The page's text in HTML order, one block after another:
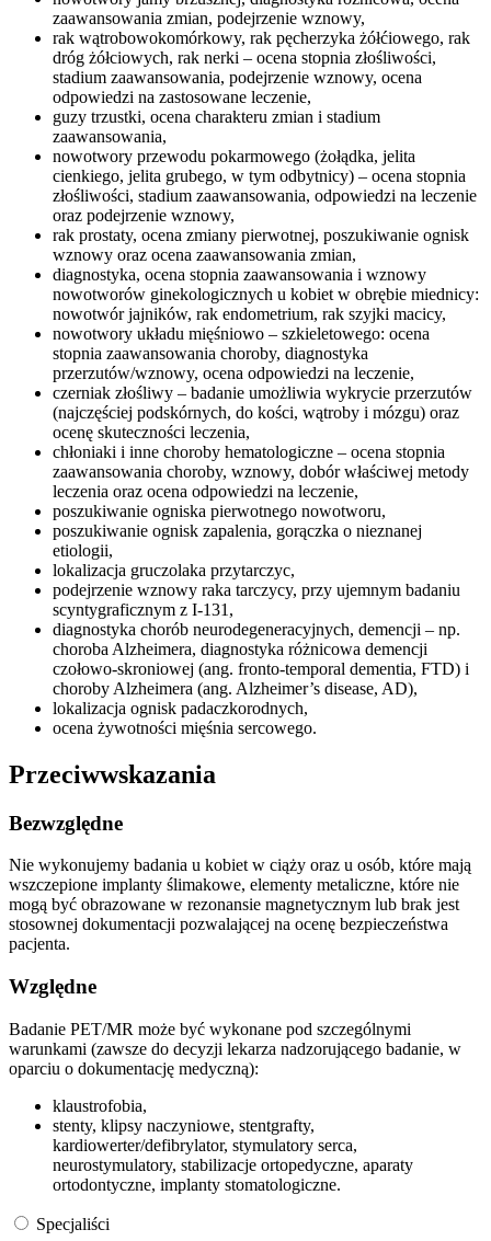
zaawansowania zmian, podejrzenie wznowy,
rak wątrobowokomórkowy, rak pęcherzyka żółćiowego, rak
dróg żółciowych, rak nerki – ocena stopnia złośliwości,
stadium zaawansowania, podejrzenie wznowy, ocena
odpowiedzi na zastosowane leczenie,
guzy trzustki, ocena charakteru zmian i stadium
zaawansowania,
nowotwory przewodu pokarmowego (żołądka, jelita
cienkiego, jelita grubego, w tym odbytnicy) – ocena stopnia
złośliwości, stadium zaawansowania, odpowiedzi na leczenie
oraz podejrzenie wznowy,
rak prostaty, ocena zmiany pierwotnej, poszukiwanie ognisk
wznowy oraz ocena zaawansowania zmian,
diagnostyka, ocena stopnia zaawansowania i wznowy
nowotworów ginekologicznych u kobiet w obrębie miednicy:
nowotwór jajników, rak endometrium, rak szyjki macicy,
nowotwory układu mięśniowo – szkieletowego: ocena
stopnia zaawansowania choroby, diagnostyka
przerzutów/wznowy, ocena odpowiedzi na leczenie,
czerniak złośliwy – badanie umożliwia wykrycie przerzutów
(najczęściej podskórnych, do kości, wątroby i mózgu) oraz
ocenę skuteczności leczenia,
chłoniaki i inne choroby hematologiczne – ocena stopnia
zaawansowania choroby, wznowy, dobór właściwej metody
leczenia oraz ocena odpowiedzi na leczenie,
poszukiwanie ogniska pierwotnego nowotworu,
poszukiwanie ognisk zapalenia, gorączka o nieznanej
etiologii,
lokalizacja gruczolaka przytarczyc,
podejrzenie wznowy raka tarczycy, przy ujemnym badaniu
scyntygraficznym z I-131,
diagnostyka chorób neurodegeneracyjnych, demencji – np.
choroba Alzheimera, diagnostyka różnicowa demencji
czołowo-skroniowej (ang. fronto-temporal dementia, FTD) i
choroby Alzheimera (ang. Alzheimer’s disease, AD),
lokalizacja ognisk padaczkorodnych,
ocena żywotności mięśnia sercowego.
Przeciwwskazania
Bezwzględne
Nie wykonujemy badania u kobiet w ciąży oraz u osób, które mają
wszczepione implanty ślimakowe, elementy metaliczne, które nie
mogą być obrazowane w rezonansie magnetycznym lub brak jest
stosownej dokumentacji pozwalającej na ocenę bezpieczeństwa
pacjenta.
Względne
Badanie PET/MR może być wykonane pod szczególnymi
warunkami (zawsze do decyzji lekarza nadzorującego badanie, w
oparciu o dokumentację medyczną):
klaustrofobia,
stenty, klipsy naczyniowe, stentgrafty,
kardiowerter/defibrylator, stymulatory serca,
neurostymulatory, stabilizacje ortopedyczne, aparaty
ortodontyczne, implanty stomatologiczne.
Specjaliści